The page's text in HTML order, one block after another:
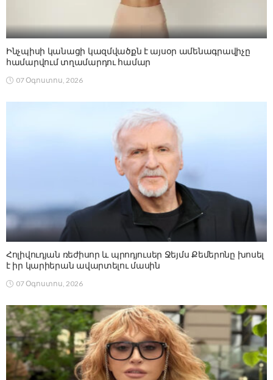
Ինչպիսի կանացի կազմվածքն է այսօր ամենագրավիչը
համարվում տղամարդու համար
07 Օգոստոս, 2026
Հոլիվուդյան ռեժիսոր և պրոդյուսեր Ջեյմս Քեմերոնը խոսել
է իր կարիերան ավարտելու մասին
07 Օգոստոս, 2026